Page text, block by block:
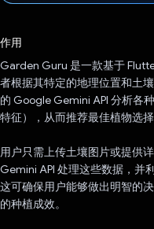
作用
Garden Guru 是一款基于
者根据其特定的地理位置和土
的 Google Gemini API 分析各
特征），从而推荐最佳植物选择
用户只需上传土壤图片或提供
Gemini API 处理这些数据，并
这可确保用户能够做出明智的
的种植成效。